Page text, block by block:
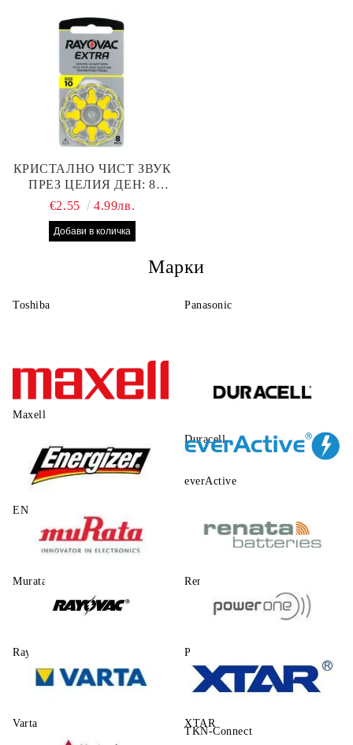
КРИСТАЛНО ЧИСТ ЗВУК
ПРЕЗ ЦЕЛИЯ ДЕН: 8
БРОЯ RAYOVAC EXTRA
АПАРАТ
€2.55 4.99лв.
Марки
Toshiba Panasonic
Maxell
Duracell
ENERGIZER
everActive
Murata Renata
Rayovac Power One
Varta XTAR
TKN-Connect